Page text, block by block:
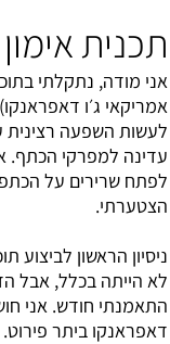
תכנית
אני מודה, נתקלתי
אמריקאי ג׳ו
לעשות השפעה רצינית
עדינה למפרקי הכתף.
לפתח שרירים על
הצטערתי.
ניסיון הראשון לביצוע
לא הייתה בכלל, אבל
התאמנתי חודש. אני
דאפראנקו ביתר פירוט.